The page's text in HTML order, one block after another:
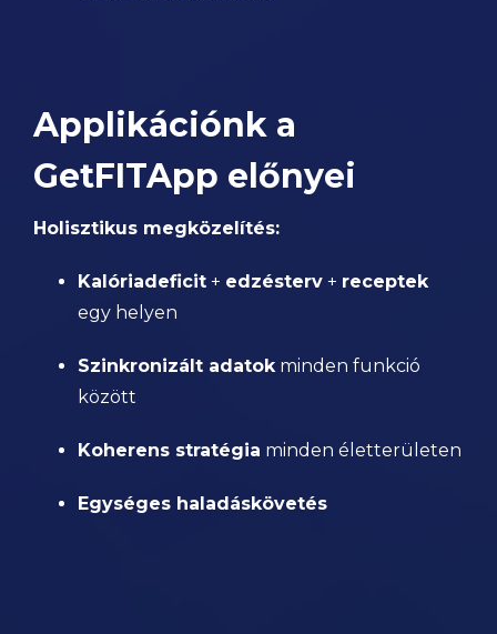
Applikációnk a
GetFITApp előnyei
Holisztikus megközelítés:
Kalóriadeficit + edzésterv + receptek
egy helyen
Szinkronizált adatokminden funkció
között
Koherens stratégia minden életterületen
Egységes haladáskövetés